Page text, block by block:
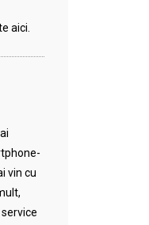
aici.
vin cu